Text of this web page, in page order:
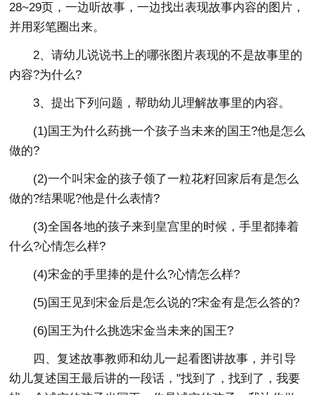
28~29页，一边听故事，一边找出表现故事内容的图片，
并用彩笔圈出来。
2、请幼儿说说书上的哪张图片表现的不是故事里的
内容?为什么?
3、提出下列问题，帮助幼儿理解故事里的内容。
(1)国王为什么药挑一个孩子当未来的国王?他是怎么
做的?
(2)一个叫宋金的孩子领了一粒花籽回家后有是怎么
做的?结果呢?他是什么表情?
(3)全国各地的孩子来到皇宫里的时候，手里都捧着
什么?心情怎么样?
(4)宋金的手里捧的是什么?心情怎么样?
(5)国王见到宋金后是怎么说的?宋金有是怎么答的?
(6)国王为什么挑选宋金当未来的国王?
四、复述故事教师和幼儿一起看图讲故事，并引导
幼儿复述国王最后讲的一段话，"找到了，找到了，我要